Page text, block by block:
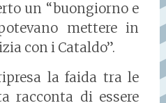
un “buongiorno e
mettere in
con i Cataldo”.
la faida tra le
racconta di essere